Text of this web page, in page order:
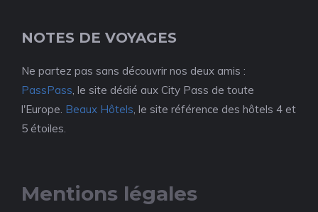
NOTES DE VOYAGES
Ne partez pas sans découvrir nos deux amis :
PassPass, le site dédié aux City Pass de toute
l'Europe. Beaux Hôtels, le site référence des hôtels 4 et
5 étoiles.
Mentions légales